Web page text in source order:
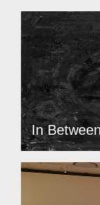
In